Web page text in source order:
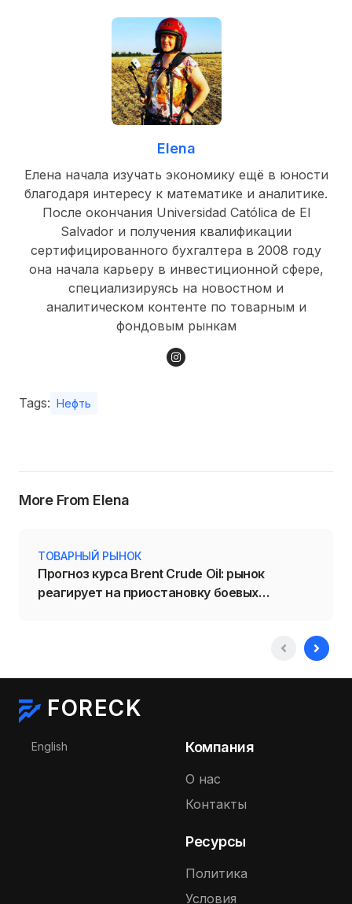
Elena
Елена начала изучать экономику ещё в юности
благодаря интересу к математике и аналитике.
После окончания Universidad Católica de El
Salvador и получения квалификации
сертифицированного бухгалтера в 2008 году
она начала карьеру в инвестиционной сфере,
специализируясь на новостном и
аналитическом контенте по товарным и
фондовым рынкам
Tags: Нефть
More From Elena
ТОВАРНЫЙ РЫНОК
Прогноз курса Brent Crude Oil: рынок
реагирует на приостановку боевых
FORECK
Выберите язык
English Компания
О нас
Контакты
Ресурсы
Политика
Условия